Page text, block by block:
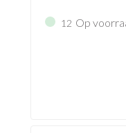
12 Op